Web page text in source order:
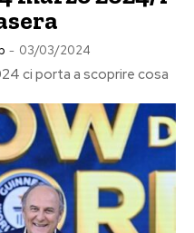
- 03/03/2024
ci porta a scoprire cosa